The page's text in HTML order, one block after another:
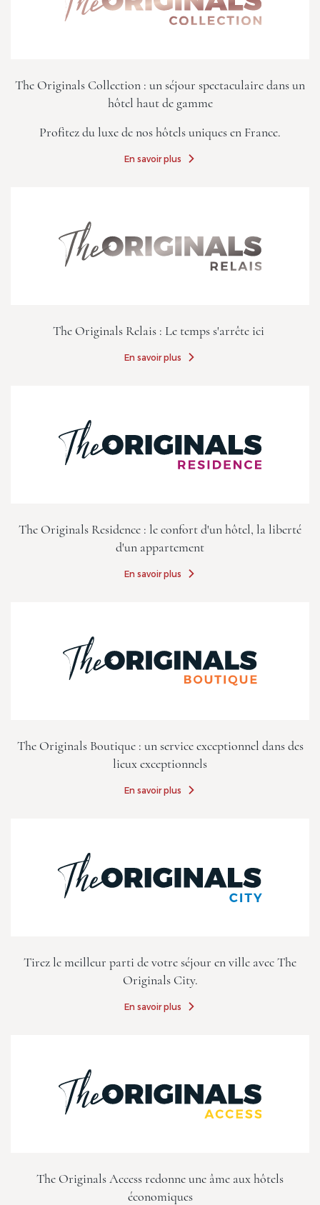
The Originals Collection : un séjour spectaculaire dans un
hôtel haut de gamme
Profitez du luxe de nos hôtels uniques en France.
En savoir plus
The Originals Relais : Le temps s'arrête ici
En savoir plus
The Originals Residence : le confort d'un hôtel, la liberté
d'un appartement
En savoir plus
The Originals Boutique : un service exceptionnel dans des
lieux exceptionnels
En savoir plus
Tirez le meilleur parti de votre séjour en ville avec The
Originals City.
En savoir plus
The Originals Access redonne une âme aux hôtels
économiques